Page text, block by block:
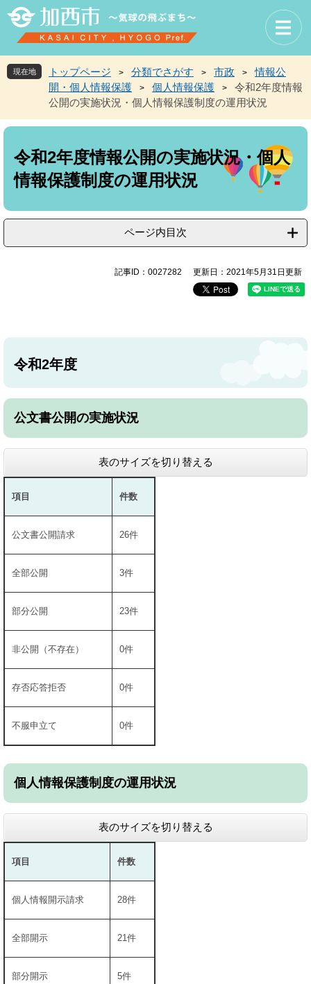
先
頭
を
飛
現在地 トップページ > 分類でさがす > 市政 >
情報公
開・個人情報保護
> 個人情報保護 >
令和2年度情報
公開の実施状況・個人情報保護制度の運用状況
本
令和2年度情報公開の実施状況・個人
情報保護制度の運用状況
ページ内目次
記事ID：0027282 更新日：2021年5月31日更新
令和2年度
公文書公開の実施状況
表のサイズを切り替える
項目 件数
公文書公開請求 26件
全部公開 3件
部分公開 23件
非公開（不存在） 0件
存否応答拒否 0件
不服申立て 0件
個人情報保護制度の運用状況
表のサイズを切り替える
項目 件数
個人情報開示請求 28件
全部開示 21件
部分開示 5件